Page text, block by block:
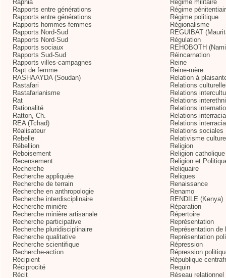
Raphia
Rapports entre générations
Rapports entre générations
Rapports hommes-femmes
Rapports Nord-Sud
Rapports Nord-Sud
Rapports sociaux
Rapports Sud-Sud
Rapports villes-campagnes
Rapt de femme
RASHAAYDA (Soudan)
Rastafari
Rastafarianisme
Rat
Rationalité
Ratton, Ch.
REA (Tchad)
Réalisateur
Rebelle
Rébellion
Reboisement
Recensement
Recherche
Recherche appliquée
Recherche de terrain
Recherche en anthropologie
Recherche interdisciplinaire
Recherche minière
Recherche minière artisanale
Recherche participative
Recherche pluridisciplinaire
Recherche qualitative
Recherche scientifique
Recherche-action
Récipient
Réciprocité
Récit
Régime militaire
Régime
Régime politique
Régionalisme
REGUIBAT
Régulation
REHOBOTH
Réincarnation
Reine
Reine-mère
Relation à
Relations
Relations
Relations
Relations
Relations
Relations
Relations sociales
Relativisme
Religion
Religion catholique
Religion et
Reliquaire
Reliques
Renaissance
Renamo
RENDILE (Kenya)
Réparation
Répertoire
Représentation
Représentation de
Représentation
Répression
Répression
République
Requin
Réseau relationnel